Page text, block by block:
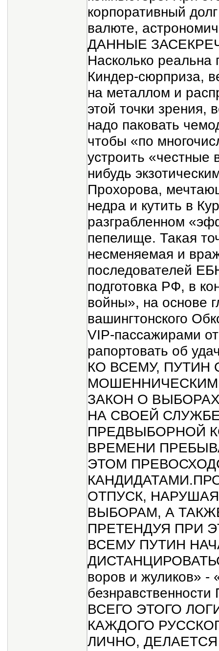
корпоративный
валюте,
ДАННЫЕ
Насколько реальна
Киндер-сюрприза,
на металлом и
этой точки зрения,
надо паковать
чтобы «по
устроить «честные
нибудь
Прохорова,
недра и кутить в
разграбленном
пепелище. Такая
несменяемая и
последователей
подготовка РФ, в
войны», на основе
вашингтонского
VIP-пассажирами
рапортовать об
КО ВСЕМУ,
ЗАКОН О
НА СВОЕЙ
ПРЕДВЫБОРНОЙ
ВРЕМЕНИ
ЭТОМ
ОТПУСК,
ВЫБОРАМ, А
ПРЕТЕНДУЯ ПРИ
ВСЕМУ ПУТИН
воров и жуликов» -
ВСЕГО ЭТОГО
КАЖДОГО
ЛИЧНО,